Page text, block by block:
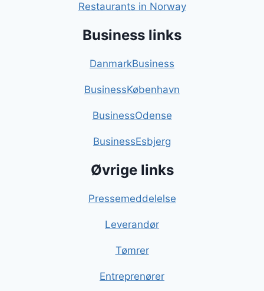
Restaurants in Norway
Business links
DanmarkBusiness
BusinessKøbenhavn
BusinessOdense
BusinessEsbjerg
Øvrige links
Pressemeddelelse
Leverandør
Tømrer
Entreprenører